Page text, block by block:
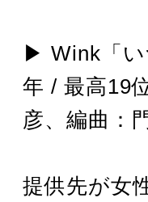
▶︎ Wink「い
年 / 最高19
彦、編曲：
提供先が女